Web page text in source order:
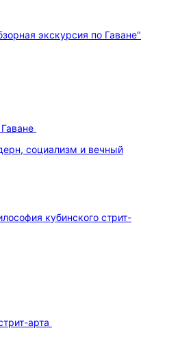
социализм и вечный
арта